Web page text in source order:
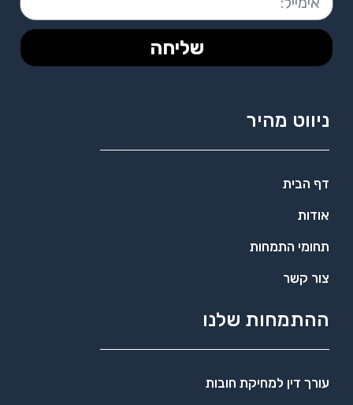
שליחה
ניווט מהיר
דף הבית
אודות
תחומי התמחות
צור קשר
ההתמחות שלנו
עורך דין למחיקת חובות